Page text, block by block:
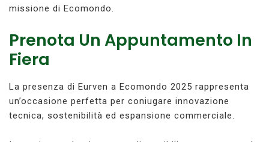
missione di Ecomondo.
Prenota Un Appuntamento In
Fiera
La presenza di Eurven a Ecomondo 2025 rappresenta
un’occasione perfetta per coniugare innovazione
tecnica, sostenibilità ed espansione commerciale.